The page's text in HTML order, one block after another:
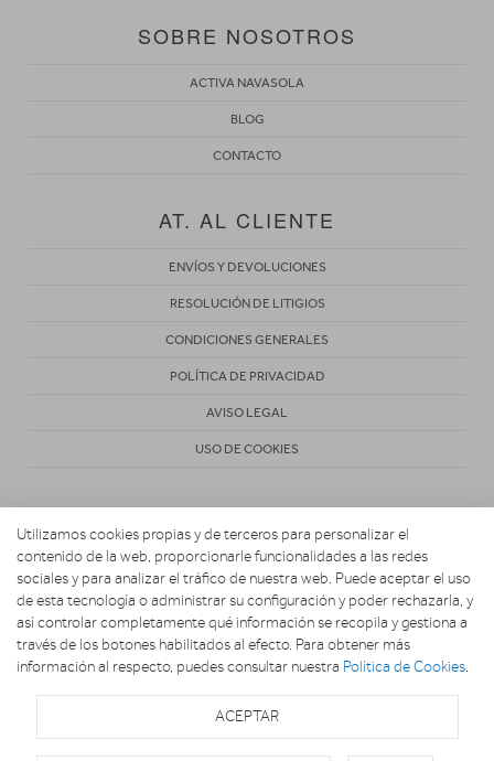
SOBRE NOSOTROS
ACTIVA NAVASOLA
BLOG
CONTACTO
AT. AL CLIENTE
ENVÍOS Y DEVOLUCIONES
RESOLUCIÓN DE LITIGIOS
CONDICIONES GENERALES
POLÍTICA DE PRIVACIDAD
AVISO LEGAL
USO DE COOKIES
Copyright 2026. ACTIVA NAVASOLA
Utilizamos cookies propias y de terceros para personalizar el
contenido de la web, proporcionarle funcionalidades a las redes
sociales y para analizar el tráfico de nuestra web. Puede aceptar el uso
de esta tecnología o administrar su configuración y poder rechazarla, y
así controlar completamente qué información se recopila y gestiona a
través de los botones habilitados al efecto. Para obtener más
información al respecto, puedes consultar nuestra Política de Cookies.
ACEPTAR